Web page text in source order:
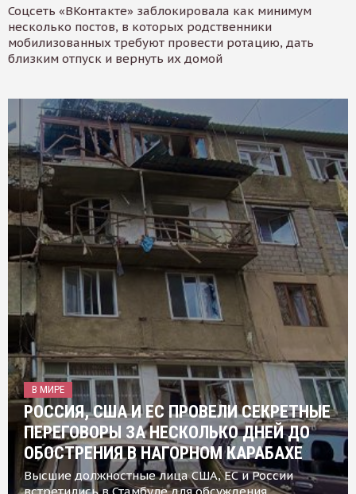
Соцсеть «ВКонтакте» заблокировала как минимум
несколько постов, в которых родственники
мобилизованных требуют провести ротацию, дать
близким отпуск и вернуть их домой
В МИРЕ
РОССИЯ, США И ЕС ПРОВЕЛИ СЕКРЕТНЫЕ
ПЕРЕГОВОРЫ ЗА НЕСКОЛЬКО ДНЕЙ ДО
ОБОСТРЕНИЯ В НАГОРНОМ КАРАБАХЕ
Высшие должностные лица США, ЕС и России
встретились в Стамбуле для обсуждения